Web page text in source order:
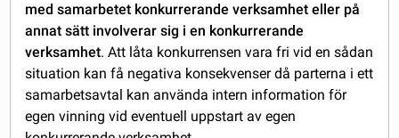
med samarbetet konkurrerande verksamhet eller på
annat sätt involverar sig i en konkurrerande
verksamhet. Att låta konkurrensen vara fri vid en sådan
situation kan få negativa konsekvenser då parterna i ett
samarbetsavtal kan använda intern information för
egen vinning vid eventuell uppstart av egen